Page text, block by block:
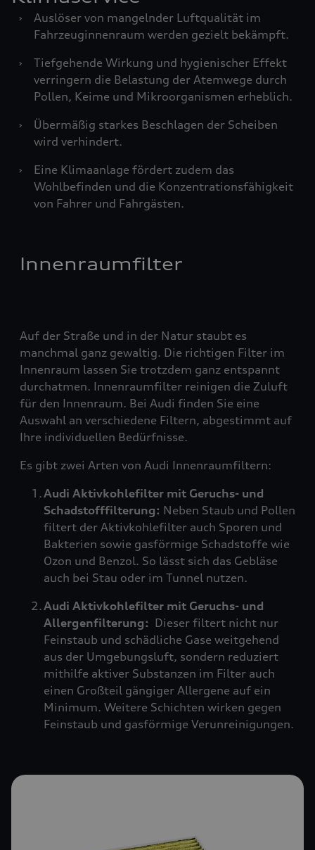
›
Auslöser von mangelnder Luftqualität im
Fahrzeuginnenraum werden gezielt bekämpft.
›
Tiefgehende Wirkung und hygienischer Effekt
verringern die Belastung der Atemwege durch
Pollen, Keime und Mikroorganismen erheblich.
›
Übermäßig starkes Beschlagen der Scheiben
wird verhindert.
›
Eine Klimaanlage fördert zudem das
Wohlbefinden und die Konzentrationsfähigkeit
von Fahrer und Fahrgästen.
Innenraumfilter
Auf der Straße und in der Natur staubt es
manchmal ganz gewaltig. Die richtigen Filter im
Innenraum lassen Sie trotzdem ganz entspannt
durchatmen. Innenraumfilter reinigen die Zuluft
für den Innenraum. Bei Audi finden Sie eine
Auswahl an verschiedene Filtern, abgestimmt auf
Ihre individuellen Bedürfnisse.
Es gibt zwei Arten von Audi Innenraumfiltern:
Audi Aktivkohlefilter mit Geruchs- und
Schadstofffilterung: Neben Staub und Pollen
filtert der Aktivkohlefilter auch Sporen und
Bakterien sowie gasförmige Schadstoffe wie
Ozon und Benzol. So lässt sich das Gebläse
auch bei Stau oder im Tunnel nutzen.
Audi Aktivkohlefilter mit Geruchs- und
Allergenfilterung: Dieser filtert nicht nur
Feinstaub und schädliche Gase weitgehend
aus der Umgebungsluft, sondern reduziert
mithilfe aktiver Substanzen im Filter auch
einen Großteil gängiger Allergene auf ein
Minimum. Weitere Schichten wirken gegen
Feinstaub und gasförmige Verunreinigungen.